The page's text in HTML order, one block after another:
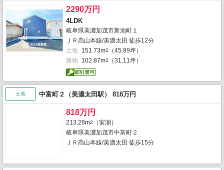
2290万円
4LDK
岐阜県美濃加茂市新池町１
ＪＲ高山本線/美濃太田 徒歩12分
土地 151.73m2
（45.89坪）
建物
102.87m2 （31.11坪）
土地 中富町２（美濃太田駅） 818万円
818万円
213.28m2
（実測）
岐阜県美濃加茂市中富町２
ＪＲ高山本線/美濃太田 徒歩15分